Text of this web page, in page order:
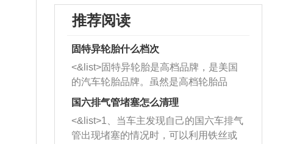
推荐阅读
固特异轮胎什么档次
<&list>固特异轮胎是高档品牌，是美国
的汽车轮胎品牌。虽然是高档轮胎品
牌，但是中高低端的轮胎都有生产，这
也是为了更好的开拓市场。
国六排气管堵塞怎么清理
<&list>1、当车主发现自己的国六车排气
管出现堵塞的情况时，可以利用铁丝或